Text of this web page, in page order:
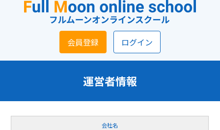
会員登録 ログイン
運営者情報
会社名